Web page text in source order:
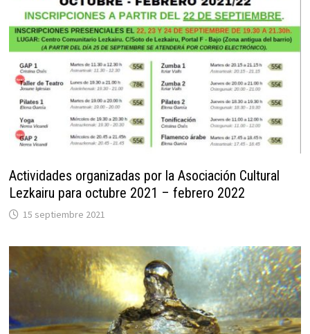
Actividades organizadas por la Asociación Cultural
Lezkairu para octubre 2021 – febrero 2022
15 septiembre 2021